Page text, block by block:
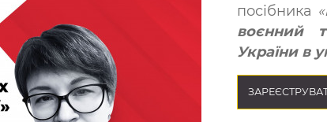
посібника «
воєнний
України в